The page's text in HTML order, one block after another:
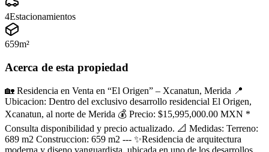
4Estacionamientos
659m²
Acerca de esta propiedad
🏡 Residencia en Venta en “El Origen” – Xcanatun, Merida 📍
Ubicacion: Dentro del exclusivo desarrollo residencial El Origen,
Xcanatun, al norte de Merida 💰 Precio: $15,995,000.00 MXN *
Consulta disponibilidad y precio actualizado. 📐 Medidas: Terreno:
689 m2 Construccion: 659 m2 --- ✨Residencia de arquitectura
moderna y diseno vanguardista, ubicada en uno de los desarrollos